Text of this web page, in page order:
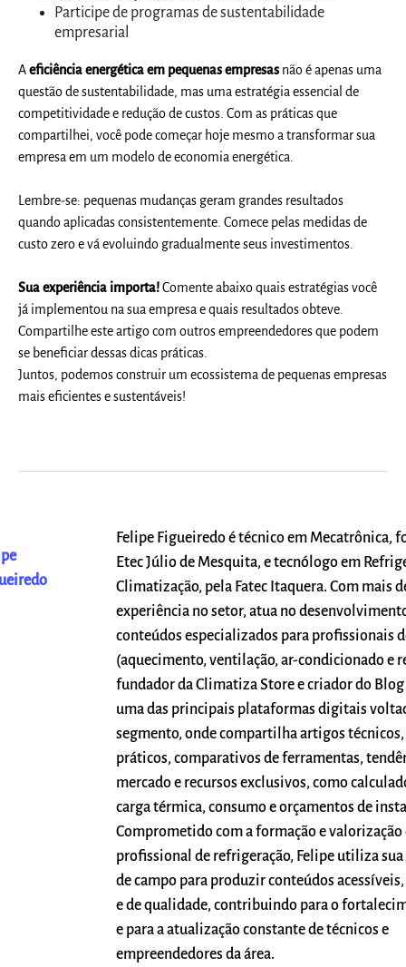
Participe de programas de sustentabilidade
empresarial
Aeficiência energética em pequenas empresas não é apenas uma
questão de sustentabilidade, mas uma estratégia essencial de
competitividade e redução de custos. Com as práticas que
compartilhei, você pode começar hoje mesmo a transformar sua
empresa em um modelo de economia energética.
Lembre-se: pequenas mudanças geram grandes resultados
quando aplicadas consistentemente. Comece pelas medidas de
custo zero e vá evoluindo gradualmente seus investimentos.
Sua experiência importa!Comente abaixo quais estratégias você
já implementou na sua empresa e quais resultados obteve.
Compartilhe este artigo com outros empreendedores que podem
se beneficiar dessas dicas práticas.
Juntos, podemos construir um ecossistema de pequenas empresas
mais eficientes e sustentáveis!
Felipe Figueiredo é técnico em Mecatrônica,
Etec Júlio de Mesquita, e tecnólogo em
Climatização, pela Fatec Itaquera. Com mais
experiência no setor, atua no
conteúdos especializados para profissionais
(aquecimento, ventilação, ar-condicionado e
fundador da Climatiza Store e criador do
uma das principais plataformas digitais
segmento, onde compartilha artigos
práticos, comparativos de ferramentas,
mercado e recursos exclusivos, como
carga térmica, consumo e orçamentos de
Comprometido com a formação e valorização
profissional de refrigeração, Felipe utiliza
de campo para produzir conteúdos
e de qualidade, contribuindo para o
e para a atualização constante de técnicos e
empreendedores da área.